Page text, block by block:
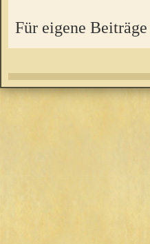
Für eigene